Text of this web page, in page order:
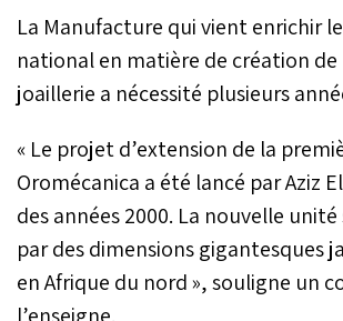
La Manufacture qui vient enrichir
national en matière de création
joaillerie a nécessité plusieurs
« Le projet d’extension de la
Oromécanica a été lancé par Aziz
des années 2000. La nouvelle
par des dimensions gigantesques
en Afrique du nord », souligne un